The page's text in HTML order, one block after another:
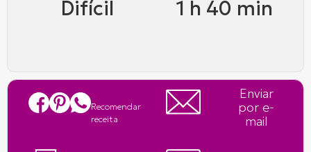
Difícil 1 h 40 min
Recomendar
receita
Enviar
por e-
mail